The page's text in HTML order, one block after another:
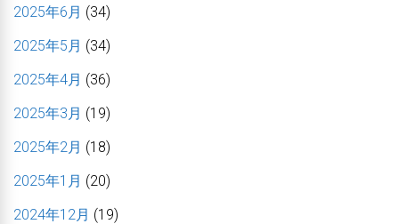
2025年6月 (34)
2025年5月 (34)
2025年4月 (36)
2025年3月 (19)
2025年2月 (18)
2025年1月 (20)
2024年12月 (19)